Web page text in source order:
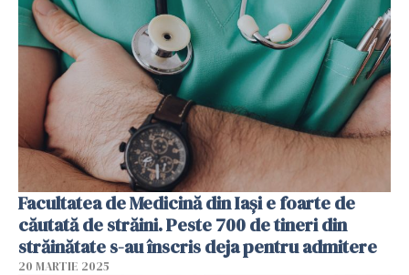
Facultatea de Medicină din Iași e foarte de
căutată de străini. Peste 700 de tineri din
străinătate s-au înscris deja pentru admitere
20 MARTIE 2025